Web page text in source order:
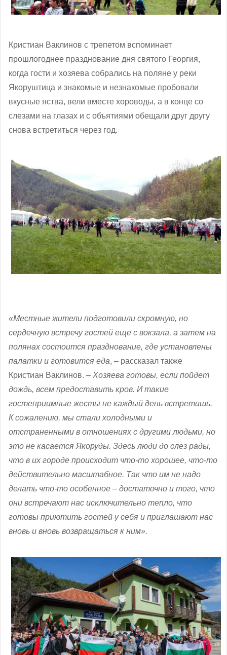
Кристиан Ваклинов с трепетом вспоминает
прошлогоднее празднование дня святого Георгия,
когда гости и хозяева собрались на поляне у реки
Якоруштица и знакомые и незнакомые пробовали
вкусные яства, вели вместе хороводы, а в конце со
слезами на глазах и с объятиями обещали друг другу
снова встретиться через год.
«Местные жители подготовили скромную, но
сердечную встречу гостей еще с вокзала, а затем на
полянах состоится празднование, где установлены
палатки и готовится еда, – рассказал также
Кристиан Ваклинов. – Хозяева готовы, если пойдет
дождь, всем предоставить кров. И такие
гостеприимные жесты не каждый день встретишь.
К сожалению, мы стали холодными и
отстраненными в отношениях с другими людьми, но
это не касается Якоруды. Здесь люди до слез рады,
что в их городе происходит что-то хорошее, что-то
действительно масштабное. Так что им не надо
делать что-то особенное – достаточно и того, что
они встречают нас исключительно тепло, что
готовы приютить гостей у себя и приглашают нас
вновь и вновь возвращаться к ним».